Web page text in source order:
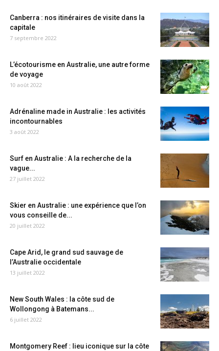
Canberra : nos itinéraires de visite dans la
capitale
7 septembre 2022
L’écotourisme en Australie, une autre forme
de voyage
10 août 2022
Adrénaline made in Australie : les activités
incontournables
3 août 2022
Surf en Australie : A la recherche de la
vague...
27 juillet 2022
Skier en Australie : une expérience que l’on
vous conseille de...
20 juillet 2022
Cape Arid, le grand sud sauvage de
l’Australie occidentale
13 juillet 2022
New South Wales : la côte sud de
Wollongong à Batemans...
6 juillet 2022
Montgomery Reef : lieu iconique sur la côte